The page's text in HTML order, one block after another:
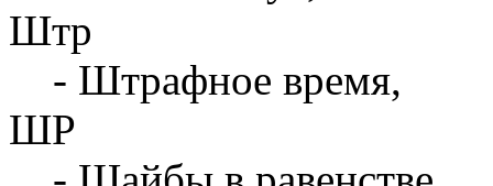
Штр
- Штрафное время,
ШР